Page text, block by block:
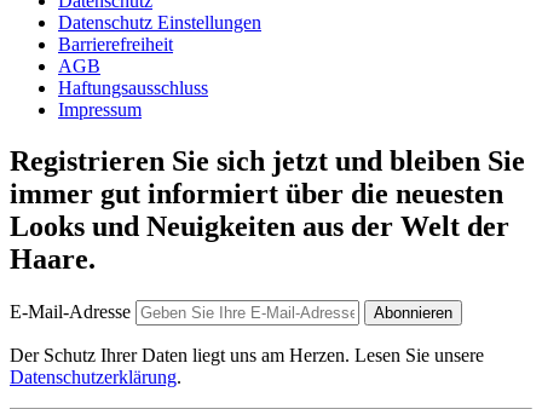
Datenschutz Einstellungen
Barrierefreiheit
AGB
Haftungsausschluss
Impressum
Registrieren Sie sich jetzt und bleiben Sie
immer gut informiert über die neuesten
Looks und Neuigkeiten aus der Welt der
Haare.
E-Mail-Adresse Abonnieren
Der Schutz Ihrer Daten liegt uns am Herzen. Lesen Sie unsere
Datenschutzerklärung.